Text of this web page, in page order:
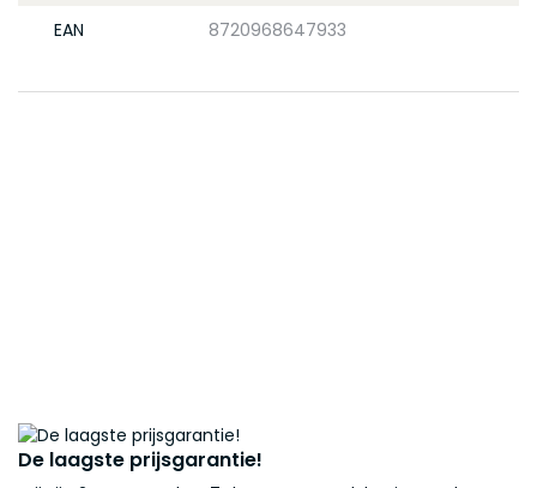
EAN 8720968647933
De laagste prijsgarantie!